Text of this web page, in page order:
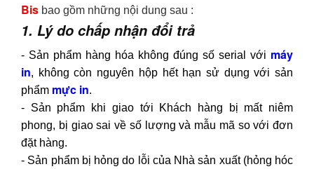
Bis bao gồm những nội dung sau :
1. Lý do chấp nhận đổi trả
- Sản phẩm hàng hóa không đúng số serial với máy
in, không còn nguyên hộp hết hạn sử dụng với sản
phẩm mực in.
- Sản phẩm khi giao tới Khách hàng bị mất niêm
phong, bị giao sai về số lượng và mẫu mã so với đơn
đặt hàng.
- Sản phẩm bị hỏng do lỗi của Nhà sản xuất (hỏng hóc